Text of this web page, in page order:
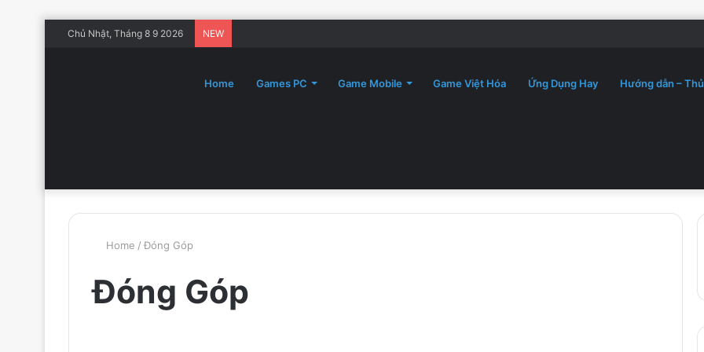
Chủ Nhật, Tháng 8 9 2026 NEW
Home Games PC Game Mobile Game Việt Hóa Ứng Dụng Hay Hướng dẫn –
Home / Đóng Góp
Đóng Góp